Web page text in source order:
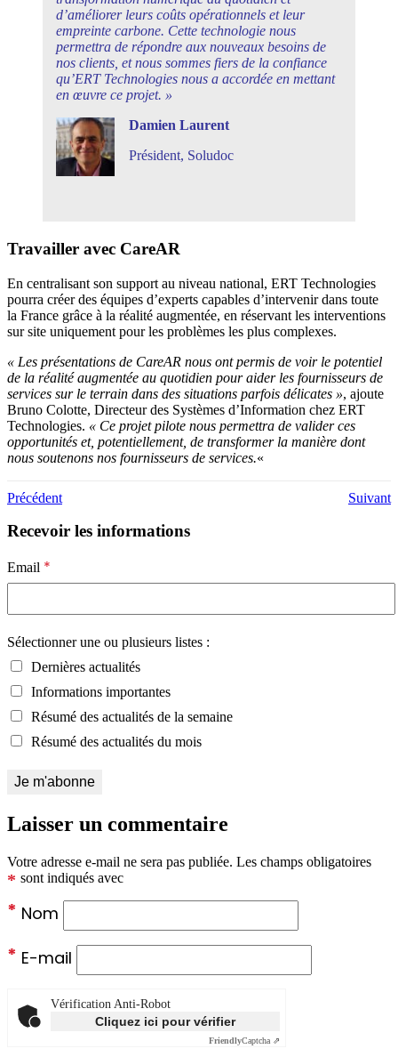
d’améliorer leurs coûts opérationnels et leur
empreinte carbone. Cette technologie nous
permettra de répondre aux nouveaux besoins de
nos clients, et nous sommes fiers de la confiance
qu’ERT Technologies nous a accordée en mettant
en œuvre ce projet. »
Damien Laurent
Président, Soludoc
Travailler avec CareAR
En centralisant son support au niveau national, ERT Technologies
pourra créer des équipes d’experts capables d’intervenir dans toute
la France grâce à la réalité augmentée, en réservant les interventions
sur site uniquement pour les problèmes les plus complexes.
« Les présentations de CareAR nous ont permis de voir le potentiel
de la réalité augmentée au quotidien pour aider les fournisseurs de
services sur le terrain dans des situations parfois délicates », ajoute
Bruno Colotte, Directeur des Systèmes d’Information chez ERT
Technologies. « Ce projet pilote nous permettra de valider ces
opportunités et, potentiellement, de transformer la manière dont
nous soutenons nos fournisseurs de services.«
Précédent Suivant
Recevoir les informations
Email *
Sélectionner une ou plusieurs listes :
Dernières actualités
Informations importantes
Résumé des actualités de la semaine
Résumé des actualités du mois
Laisser un commentaire
Votre adresse e-mail ne sera pas publiée. Les champs obligatoires
sont indiqués avec
*
Nom
*
E-mail
*
Vérification Anti-Robot
Cliquez ici pour vérifier
FriendlyCaptcha ⇗